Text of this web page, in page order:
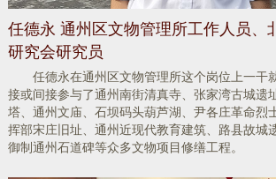
任德永 通州区文物管理所工作人员、
研究会研究员
任德永在通州区文物管理所这个岗位上一干
接或间接参与了通州南街清真寺、张家湾古城遗
塔、通州文庙、石坝码头葫芦湖、尹各庄革命烈
挥部宋庄旧址、通州近现代教育建筑、路县故城
御制通州石道碑等众多文物项目修缮工程。